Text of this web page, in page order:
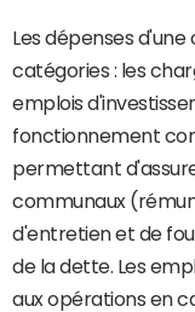
Les dépenses
catégories : les
emplois
fonctionnement
permettant
communaux
d'entretien et de
de la dette. Les
aux opérations en